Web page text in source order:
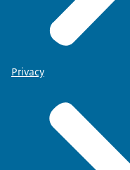
Privacy